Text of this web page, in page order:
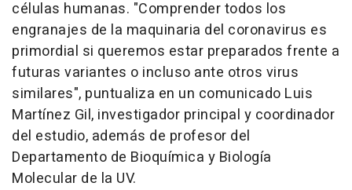
células humanas. "Comprender todos los
engranajes de la maquinaria del coronavirus es
primordial si queremos estar preparados frente a
futuras variantes o incluso ante otros virus
similares", puntualiza en un comunicado Luis
Martínez Gil, investigador principal y coordinador
del estudio, además de profesor del
Departamento de Bioquímica y Biología
Molecular de la UV.